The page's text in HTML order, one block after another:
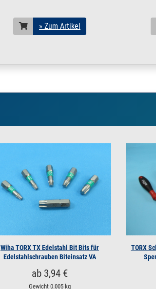
» Zum Artikel
Wiha TORX TX Edelstahl Bit Bits für
Edelstahlschrauben Biteinsatz VA
ab 3,94 €
Gewicht 0.005 kg
TORX